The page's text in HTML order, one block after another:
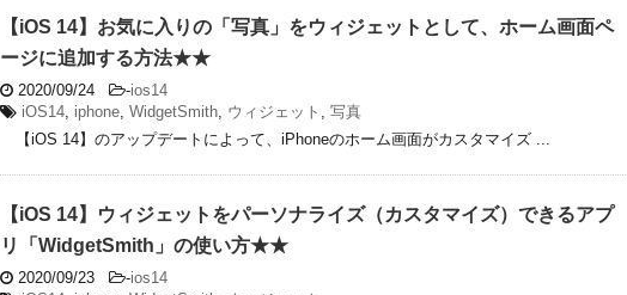
【iOS 14】お気に入りの「写真」をウィジェットとして、ホーム画面ペ
ージに追加する方法★★
2020/09/24 -ios14
iOS14 iphone WidgetSmith ウィジェット
写真
【iOS 14】のアップデートによって、iPhoneのホーム画面がカスタマイズ ...
【iOS 14】ウィジェットをパーソナライズ（カスタマイズ）できるアプ
リ「WidgetSmith」の使い方★★
2020/09/23 -ios14